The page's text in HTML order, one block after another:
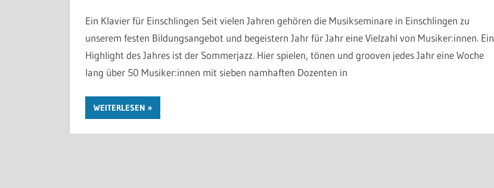
Ein Klavier für Einschlingen Seit vielen Jahren gehören die Musikseminare in Einschlingen zu
unserem festen Bildungsangebot und begeistern Jahr für Jahr eine Vielzahl von Musiker:innen. Ein
Highlight des Jahres ist der Sommerjazz. Hier spielen, tönen und grooven jedes Jahr eine Woche
lang über 50 Musiker:innen mit sieben namhaften Dozenten in
WEITERLESEN